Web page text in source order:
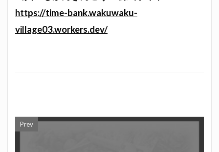
https://time-bank.wakuwaku-
village03.workers.dev/
Prev